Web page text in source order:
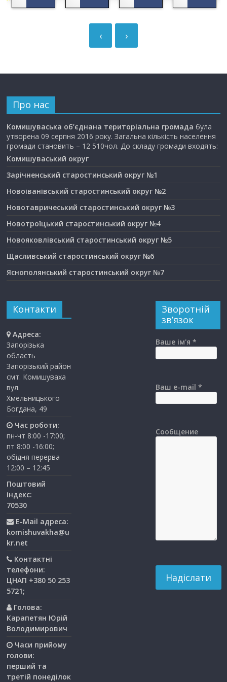
›
‹
Про нас
Комишуваська об’єднана територіальна громада була
утворена 09 серпня 2016 року. Загальна кількість населення
громади становить – 12 510чол. До складу громади входять:
Комишуваський округ
Зарічненський старостинський округ №1
Новоіванівський старостинський округ №2
Новотавричеський старостинський округ №3
Новотроїцький старостинський округ №4
Новояковлівський старостинський округ №5
Щасливський старостинський округ №6
Яснополянський старостинський округ №7
Контакти
Адреса:
Запорізька
область
Запорізький район
смт. Комишуваха
вул.
Хмельницького
Богдана, 49
Час роботи:
пн-чт 8:00 -17:00;
пт 8:00 -16:00;
обідня перерва
12:00 – 12:45
Поштовий
індекс:
70530
E-Mail адреса:
komishuvakha@u
kr.net
Контактні
телефони:
ЦНАП +380 50 253
5721;
Голова:
Карапетян Юрій
Володимирович
Часи прийому
голови:
перший та
третiй понедiлок
Зворотній
зв’язок
Ваше ім'я *
Ваш e-mail *
Сообщение